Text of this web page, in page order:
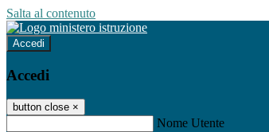
Salta al contenuto
Accedi
Accedi
button close ×
Nome Utente